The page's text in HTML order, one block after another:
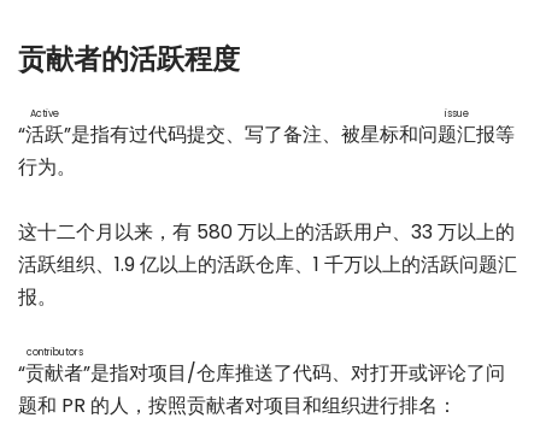
贡献者的活跃程度
“活跃
Active
”是指有过代码提交、写了备注、被星标和问题汇报
issue
等
行为。
这十二个月以来，有 580 万以上的活跃用户、33 万以上的
活跃组织、1.9 亿以上的活跃仓库、1 千万以上的活跃问题汇
报。
“贡献者
contributors
”是指对项目/仓库推送了代码、对打开或评论了问
题和 PR 的人，按照贡献者对项目和组织进行排名：